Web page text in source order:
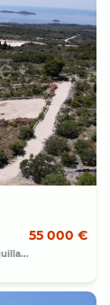
55 000 €